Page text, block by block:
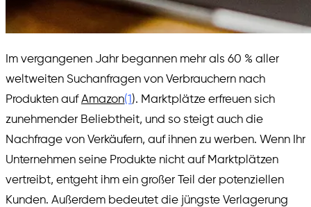
Im vergangenen Jahr begannen mehr als 60 % aller
weltweiten Suchanfragen von Verbrauchern nach
Produkten aufAmazon(1 ). Marktplätze erfreuen sich
zunehmender Beliebtheit, und so steigt auch die
Nachfrage von Verkäufern, auf ihnen zu werben. Wenn Ihr
Unternehmen seine Produkte nicht auf Marktplätzen
vertreibt, entgeht ihm ein großer Teil der potenziellen
Kunden. Außerdem bedeutet die jüngste Verlagerung